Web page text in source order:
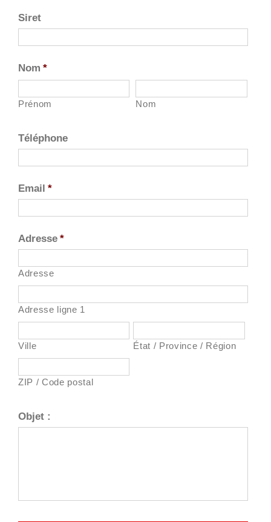
Siret
Nom *
Prénom Nom
Téléphone
Email *
Adresse *
Adresse
Adresse ligne 1
Ville État / Province / Région
ZIP / Code postal
Objet :